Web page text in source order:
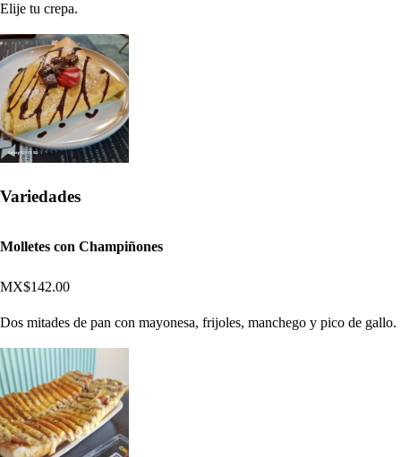
Elije tu crepa.
Variedades
Molletes con Champiñones
MX$142.00
Dos mitades de pan con mayonesa, frijoles, manchego y pico de gallo.